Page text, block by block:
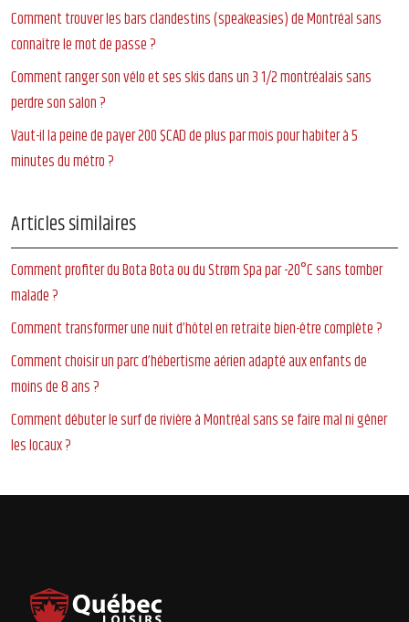
Comment trouver les bars clandestins (speakeasies) de Montréal sans
connaître le mot de passe ?
Comment ranger son vélo et ses skis dans un 3 1/2 montréalais sans
perdre son salon ?
Vaut-il la peine de payer 200 $CAD de plus par mois pour habiter à 5
minutes du métro ?
Articles similaires
Comment profiter du Bota Bota ou du Strøm Spa par -20°C sans tomber
malade ?
Comment transformer une nuit d’hôtel en retraite bien-être complète ?
Comment choisir un parc d’hébertisme aérien adapté aux enfants de
moins de 8 ans ?
Comment débuter le surf de rivière à Montréal sans se faire mal ni gêner
les locaux ?